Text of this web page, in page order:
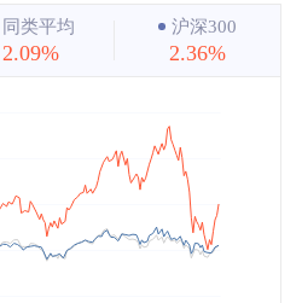
近3年
近5年
最大
同类平均
2.09%
沪深300
2.36%